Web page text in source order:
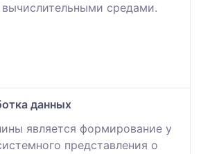
средами.
данных
является формирование у
представления о